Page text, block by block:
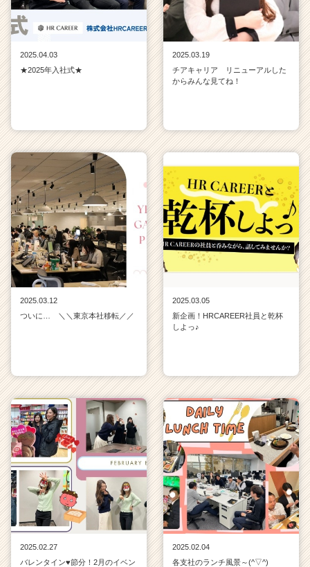
2025.04.03
★2025年入社式★
2025.03.19
チアキャリア リニューアルした
からみんな見てね！
2025.03.12
ついに… ＼＼東京本社移転／／
2025.03.05
新企画！HRCAREER社員と乾杯
しよっ♪
2025.02.27
バレンタイン♥節分！2月のイベン
2025.02.04
各支社のランチ風景～(^▽^)